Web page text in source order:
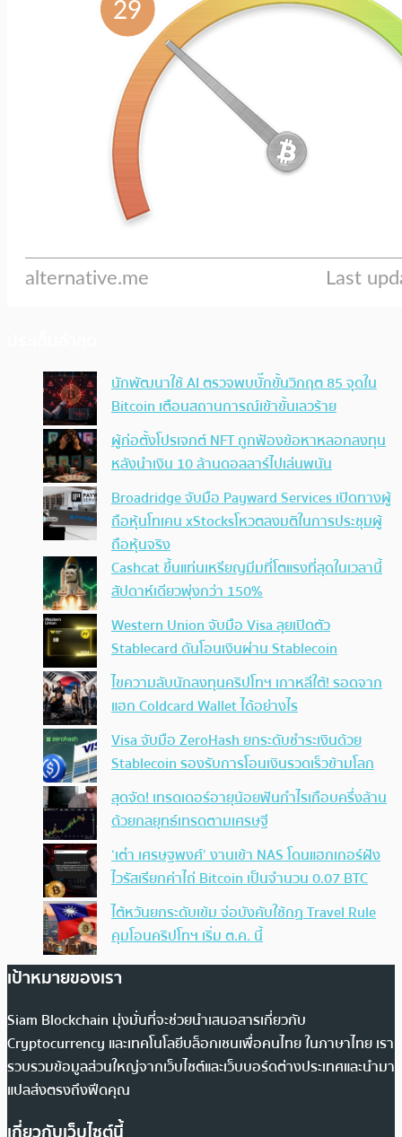
นักพัฒนาใช้ AI ตรวจพบบั๊กขั้นวิกฤต 85 จุดใน
Bitcoin เตือนสถานการณ์เข้าขั้นเลวร้าย
ผู้ก่อตั้งโปรเจกต์ NFT ถูกฟ้องข้อหาหลอกลงทุน
หลังนำเงิน 10 ล้านดอลลาร์ไปเล่นพนัน
Broadridge จับมือ Payward Services เปิดทางผู้
ถือหุ้นโทเคน xStocksโหวตลงมติในการประชุมผู้
ถือหุ้นจริง
Cashcat ขึ้นแท่นเหรียญมีมที่โตแรงที่สุดในเวลานี้
สัปดาห์เดียวพุ่งกว่า 150%
Western Union จับมือ Visa ลุยเปิดตัว
Stablecard ดันโอนเงินผ่าน Stablecoin
ไขความลับนักลงทุนคริปโทฯ เกาหลีใต้! รอดจาก
แฮก Coldcard Wallet ได้อย่างไร
Visa จับมือ ZeroHash ยกระดับชำระเงินด้วย
Stablecoin รองรับการโอนเงินรวดเร็วข้ามโลก
สุดจัด! เทรดเดอร์อายุน้อยฟันกำไรเกือบครึ่งล้าน
ด้วยกลยุทธ์เทรดตามเศรษฐี
‘เต๋า เศรษฐพงศ์’ งานเข้า NAS โดนแฮกเกอร์ฝัง
ไวรัสเรียกค่าไถ่ Bitcoin เป็นจำนวน 0.07 BTC
ไต้หวันยกระดับเข้ม จ่อบังคับใช้กฏ Travel Rule
คุมโอนคริปโทฯ เริ่ม ต.ค. นี้
เป้าหมายของเรา
Siam Blockchain มุ่งมั่นที่จะช่วยนำเสนอสารเกี่ยวกับ
Cryptocurrency และเทคโนโลยีบล็อกเชนเพื่อคนไทย ในภาษาไทย เรา
รวบรวมข้อมูลส่วนใหญ่จากเว็บไซต์และเว็บบอร์ดต่างประเทศและนำมา
แปลส่งตรงถึงฟีดคุณ